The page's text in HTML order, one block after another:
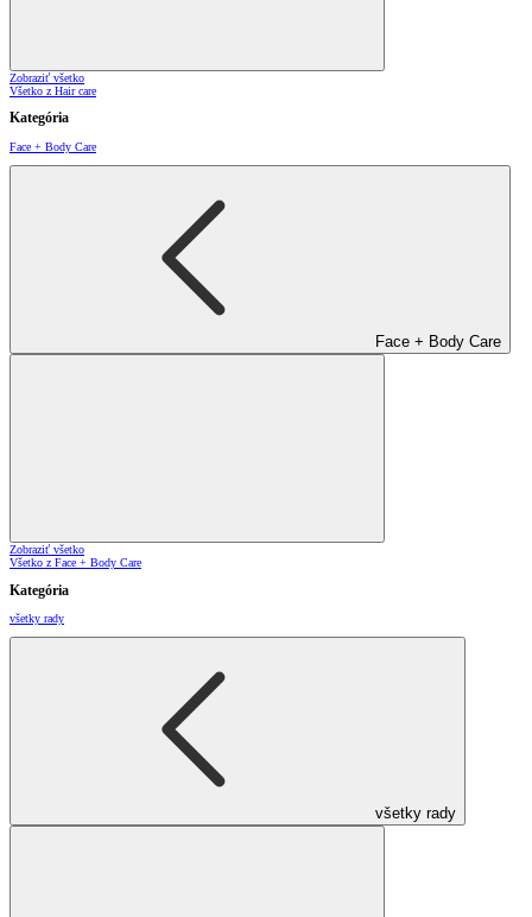
Zobraziť všetko
Všetko z Hair care
Kategória
Face + Body Care
Face + Body Care
Zobraziť všetko
Všetko z Face + Body Care
Kategória
všetky rady
všetky rady